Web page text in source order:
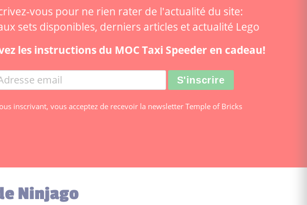
vous pour ne rien rater de l'actualité du site:
sets disponibles, derniers articles et actualité Lego
les instructions du MOC Taxi Speeder en cadeau!
inscrivant, vous acceptez de recevoir la newsletter Temple of Bricks
Ninjago